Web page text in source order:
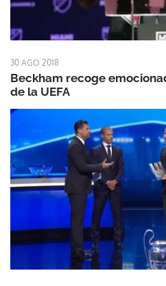
30 AGO 2018
Beckham recoge
de la UEFA